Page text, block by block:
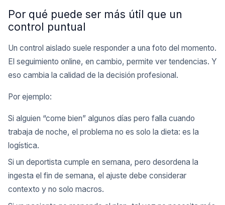
Por qué puede ser más útil que un
control puntual
Un control aislado suele responder a una foto del momento.
El seguimiento online, en cambio, permite ver tendencias. Y
eso cambia la calidad de la decisión profesional.
Por ejemplo:
Si alguien “come bien” algunos días pero falla cuando
trabaja de noche, el problema no es solo la dieta: es la
logística.
Si un deportista cumple en semana, pero desordena la
ingesta el fin de semana, el ajuste debe considerar
contexto y no solo macros.